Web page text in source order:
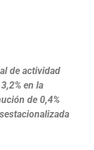
de actividad
en la
de 0,4%